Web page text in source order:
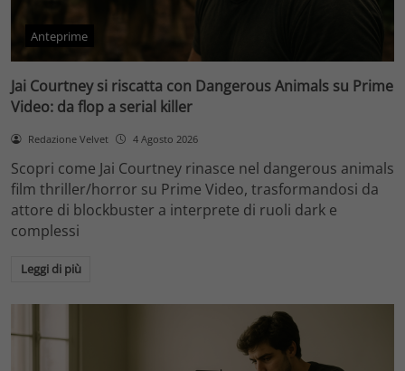
Anteprime
Jai Courtney si riscatta con Dangerous Animals su Prime
Video: da flop a serial killer
Redazione Velvet 4 Agosto 2026
Scopri come Jai Courtney rinasce nel dangerous animals
film thriller/horror su Prime Video, trasformandosi da
attore di blockbuster a interprete di ruoli dark e
complessi
Leggi di più